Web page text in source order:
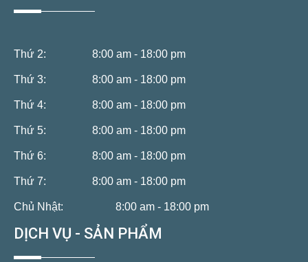
Thứ 2: 8:00 am - 18:00 pm
Thứ 3: 8:00 am - 18:00 pm
Thứ 4: 8:00 am - 18:00 pm
Thứ 5: 8:00 am - 18:00 pm
Thứ 6: 8:00 am - 18:00 pm
Thứ 7: 8:00 am - 18:00 pm
Chủ Nhật: 8:00 am - 18:00 pm
DỊCH VỤ - SẢN PHẨM